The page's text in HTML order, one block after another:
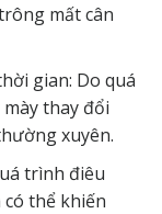
mất cân
gian: Do quá
thay đổi
xuyên.
trình điêu
thể khiến